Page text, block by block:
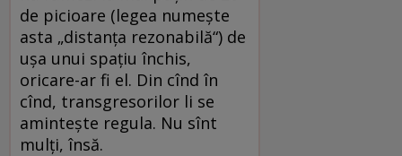
de picioare (legea numeşte
asta „distanţa rezonabilă“) de
uşa unui spaţiu închis,
oricare-ar fi el. Din cînd în
cînd, transgresorilor li se
aminteşte regula. Nu sînt
mulţi, însă.